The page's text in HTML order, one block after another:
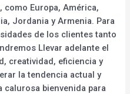
Europa, América,
Jordania y Armenia. Para
de los clientes tanto
Llevar adelante el
creatividad, eficiencia y
la tendencia actual y
calurosa bienvenida para